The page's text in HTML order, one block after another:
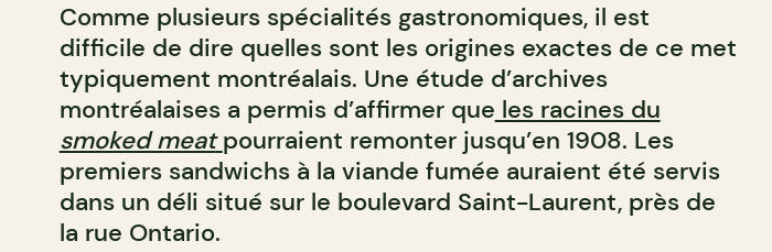
Comme plusieurs spécialités gastronomiques, il est
difficile de dire quelles sont les origines exactes de ce met
typiquement montréalais. Une étude d’archives
montréalaises a permis d’affirmer que les racines du
smoked meat pourraient remonter jusqu’en 1908. Les
premiers sandwichs à la viande fumée auraient été servis
dans un déli situé sur le boulevard Saint-Laurent, près de
la rue Ontario.